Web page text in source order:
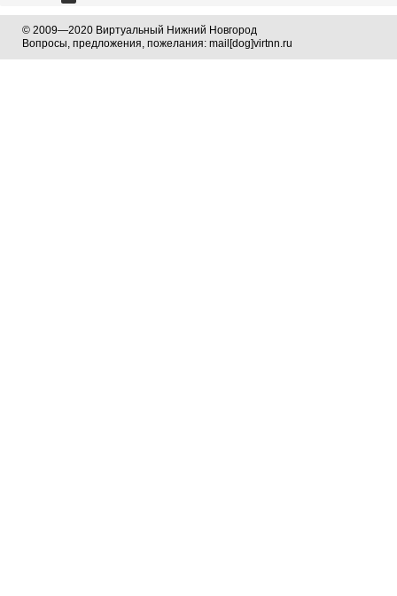
© 2009—2020 Виртуальный Нижний Новгород
Вопросы, предложения, пожелания: mail[dog]virtnn.ru